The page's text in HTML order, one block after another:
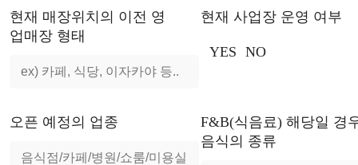
현재 매장위치의 이전 영
업매장 형태
현재 사업장 운영 여부
YES NO
오픈 예정의 업종
F&B(식음료) 해당일 경
음식의 종류